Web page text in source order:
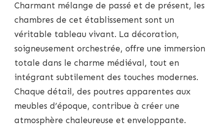
Charmant mélange de passé et de présent, les
chambres de cet établissement sont un
véritable tableau vivant. La décoration,
soigneusement orchestrée, offre une immersion
totale dans le charme médiéval, tout en
intégrant subtilement des touches modernes.
Chaque détail, des poutres apparentes aux
meubles d’époque, contribue à créer une
atmosphère chaleureuse et enveloppante.